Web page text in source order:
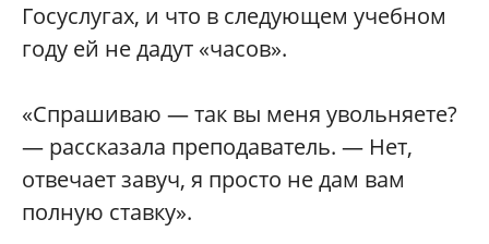
Госуслугах, и что в следующем учебном
году ей не дадут «часов».
«Спрашиваю — так вы меня увольняете?
— рассказала преподаватель. — Нет,
отвечает завуч, я просто не дам вам
полную ставку».